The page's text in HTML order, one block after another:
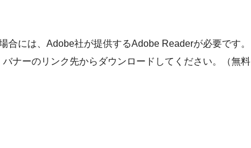
合には、Adobe社が提供するAdobe Readerが必要です。
ナーのリンク先からダウンロードしてください。（無料